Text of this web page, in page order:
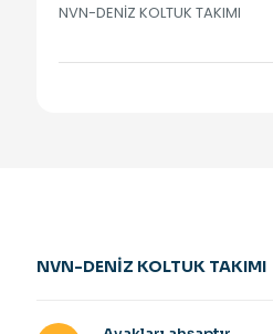
NVN-DENİZ KOLTUK TAKIMI
NVN-DENİZ KOLTUK TAKIMI